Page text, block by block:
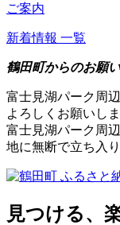
ご案内
新着情報 一覧
鶴田町からのお願い
富士見湖パーク周
よろしくお願いしま
富士見湖パーク周
地に無断で立ち入
見つける、